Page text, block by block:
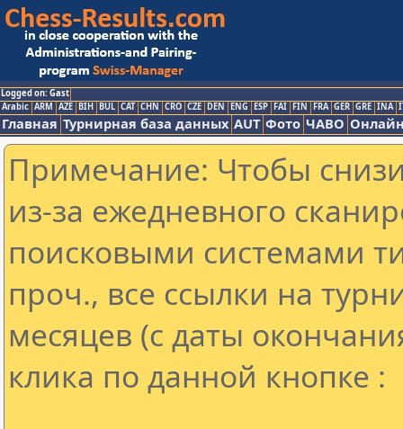
Logged on: Gast
Arabic ARM AZE BIH BUL CAT CHN CRO CZE DEN ENG ESP FAI FIN FRA GER GRE INA
Главная Турнирная база данных AUT Фото ЧАВО
Примечание: Чтобы
из-за ежедневного
поисковыми системами
проч., все ссылки на
месяцев (с даты
клика по данной кнопке :